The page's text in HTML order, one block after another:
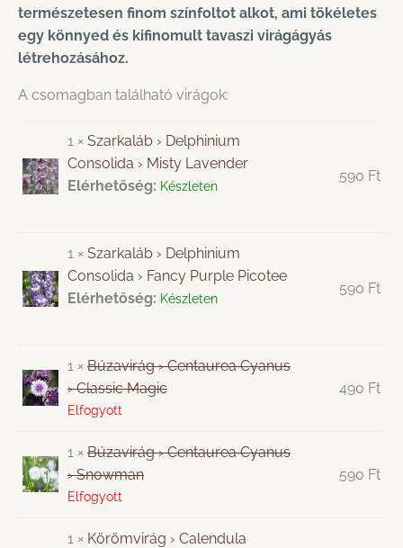
természetesen finom színfoltot alkot, ami tökéletes
egy könnyed és kifinomult tavaszi virágágyás
létrehozásához.
A csomagban található virágok:
1 × Szarkaláb › Delphinium
Consolida › Misty Lavender
Elérhetőség: Készleten
590 Ft
1 × Szarkaláb › Delphinium
Consolida › Fancy Purple Picotee
Elérhetőség: Készleten
590 Ft
1 × Búzavirág › Centaurea Cyanus
› Classic Magic
Elfogyott
490 Ft
1 × Búzavirág › Centaurea Cyanus
› Snowman
Elfogyott
590 Ft
1 × Körömvirág › Calendula